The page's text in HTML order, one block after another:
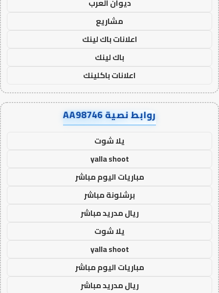
ديوان العرب
مشاريع
اعلانات باك لينك
باك لينك
اعلانات باكلينك
روابط نصية AA98746
يلا شوت
yalla shoot
مباريات اليوم مباشر
برشلونة مباشر
ريال مدريد مباشر
يلا شوت
yalla shoot
مباريات اليوم مباشر
ريال مدريد مباشر